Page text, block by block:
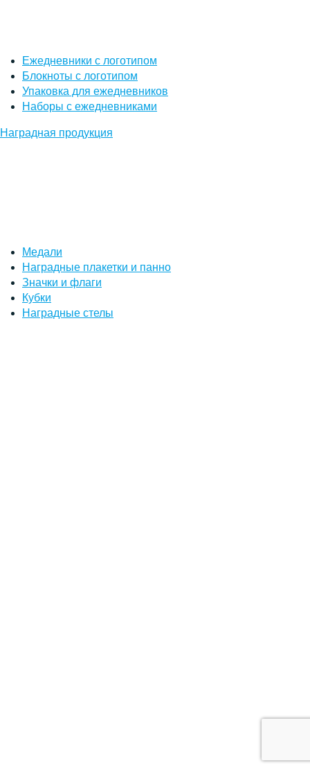
Ежедневники с логотипом
Блокноты с логотипом
Упаковка для ежедневников
Наборы с ежедневниками
Наградная продукция
Медали
Наградные плакетки и панно
Значки и флаги
Кубки
Наградные стелы